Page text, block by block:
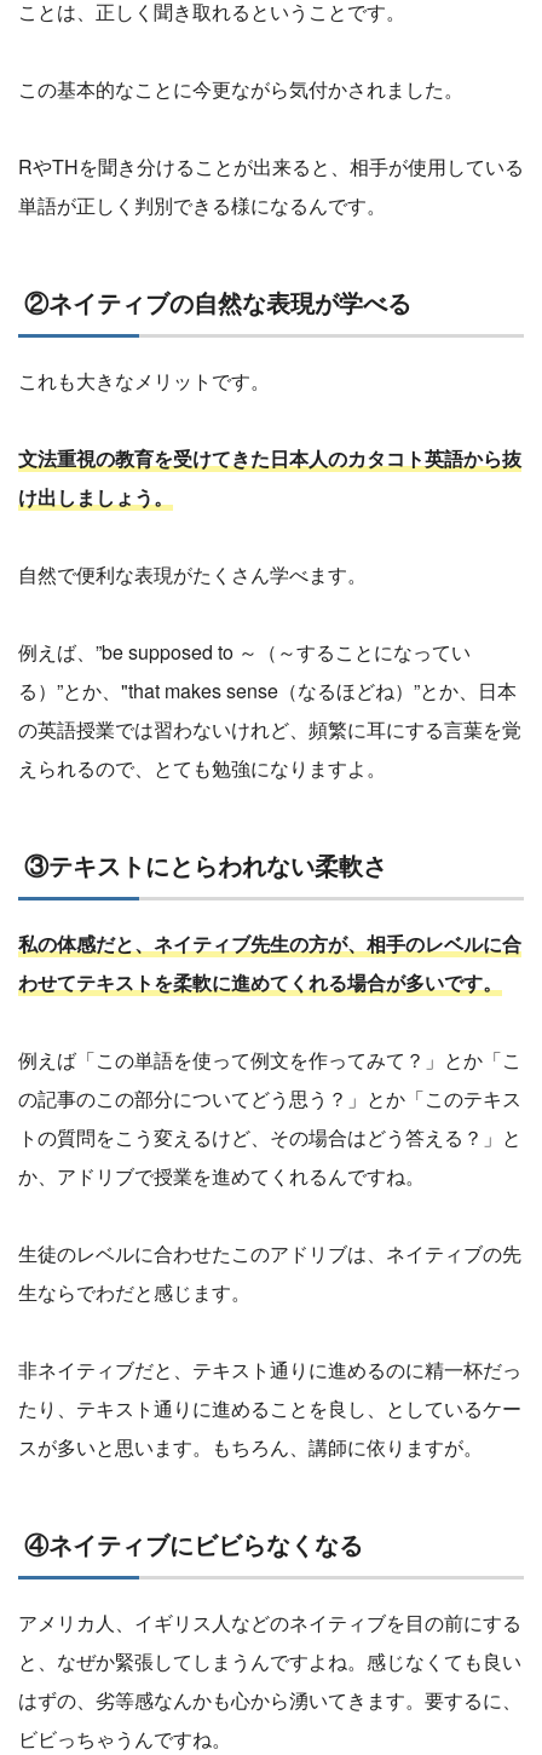
ことは、正しく聞き取れるということです。
この基本的なことに今更ながら気付かされました。
RやTHを聞き分けることが出来ると、相手が使用している
単語が正しく判別できる様になるんです。
②ネイティブの自然な表現が学べる
これも大きなメリットです。
文法重視の教育を受けてきた日本人のカタコト英語から抜
け出しましょう。
自然で便利な表現がたくさん学べます。
例えば、”be supposed to ～（～することになってい
る）”とか、"that makes sense（なるほどね）”とか、日本
の英語授業では習わないけれど、頻繁に耳にする言葉を覚
えられるので、とても勉強になりますよ。
③テキストにとらわれない柔軟さ
私の体感だと、ネイティブ先生の方が、相手のレベルに合
わせてテキストを柔軟に進めてくれる場合が多いです。
例えば「この単語を使って例文を作ってみて？」とか「こ
の記事のこの部分についてどう思う？」とか「このテキス
トの質問をこう変えるけど、その場合はどう答える？」と
か、アドリブで授業を進めてくれるんですね。
生徒のレベルに合わせたこのアドリブは、ネイティブの先
生ならでわだと感じます。
非ネイティブだと、テキスト通りに進めるのに精一杯だっ
たり、テキスト通りに進めることを良し、としているケー
スが多いと思います。もちろん、講師に依りますが。
④ネイティブにビビらなくなる
アメリカ人、イギリス人などのネイティブを目の前にする
と、なぜか緊張してしまうんですよね。感じなくても良い
はずの、劣等感なんかも心から湧いてきます。要するに、
ビビっちゃうんですね。